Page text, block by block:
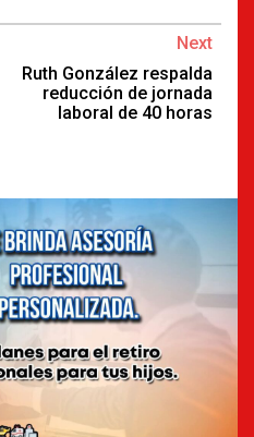
Next
Ruth González respalda
reducción de jornada
laboral de 40 horas